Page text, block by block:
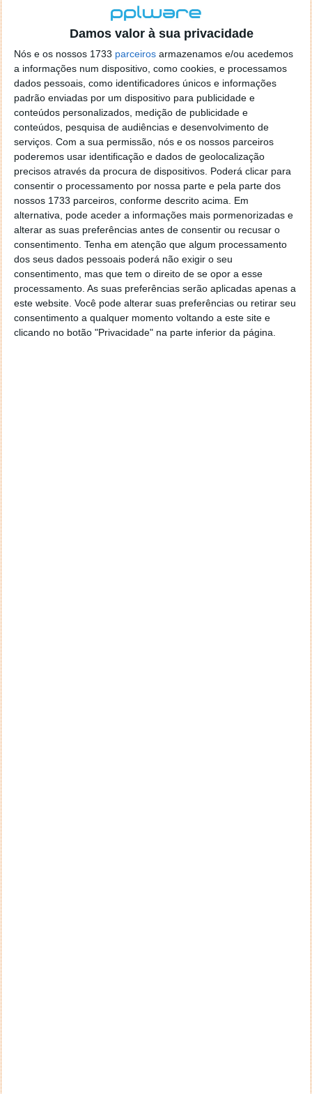
Damos valor à sua privacidade
Nós e os nossos 1733 parceiros armazenamos e/ou acedemos
a informações num dispositivo, como cookies, e processamos
dados pessoais, como identificadores únicos e informações
padrão enviadas por um dispositivo para publicidade e
conteúdos personalizados, medição de publicidade e
conteúdos, pesquisa de audiências e desenvolvimento de
serviços. Com a sua permissão, nós e os nossos parceiros
poderemos usar identificação e dados de geolocalização
precisos através da procura de dispositivos. Poderá clicar para
consentir o processamento por nossa parte e pela parte dos
nossos 1733 parceiros, conforme descrito acima. Em
alternativa, pode aceder a informações mais pormenorizadas e
alterar as suas preferências antes de consentir ou recusar o
consentimento. Tenha em atenção que algum processamento
dos seus dados pessoais poderá não exigir o seu
consentimento, mas que tem o direito de se opor a esse
processamento. As suas preferências serão aplicadas apenas a
este website. Você pode alterar suas preferências ou retirar seu
consentimento a qualquer momento voltando a este site e
clicando no botão "Privacidade" na parte inferior da página.
Tal como acontece todos os anos, os contribuintes
têm de realizar algumas ações em períodos
específicos. Os principais prazos do IRS referem-se à
verificação de faturas no e-fatura, consulta dos
valores das deduções apurados pela Autoridade
Tributária (AT), reclamação dos valores das
deduções, consignação do IRS e IVA, e entrega da
declaração de rendimentos (Modelo 3) ou do IRS
automático. Pode ver aqui o calendário fiscal para
2024.
Este artigo tem mais de um ano
Acompanhe o Pplware no Google Notícias
Proponha uma correção, faça uma sugestão